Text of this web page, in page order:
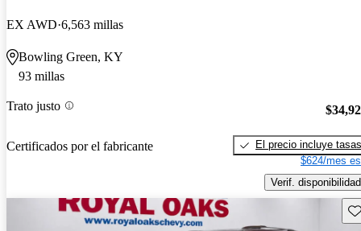
EX AWD 6,563 millas
Bowling Green, KY
93 millas
Trato justo
Certificados por el fabricante
El precio incluye tasas
$624/mes
Verif. disponibilidad